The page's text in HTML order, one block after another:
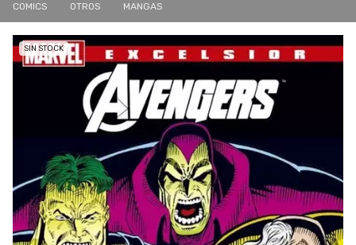
COMICS OTROS MANGAS
SIN STOCK